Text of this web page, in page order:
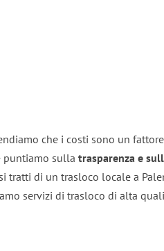
che i costi sono un
puntiamo sulla trasparenza e
tratti di un trasloco locale a
servizi di trasloco di alta